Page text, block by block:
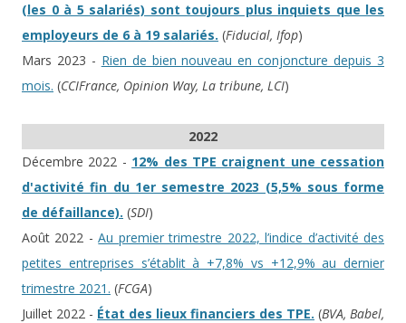
(les 0 à 5 salariés) sont toujours plus inquiets que les
employeurs de 6 à 19 salariés. (Fiducial, Ifop)
Mars 2023 - Rien de bien nouveau en conjoncture depuis 3
mois. (CCIFrance, Opinion Way, La tribune, LCI)
2022
Décembre 2022 - 12% des TPE craignent une cessation
d'activité fin du 1er semestre 2023 (5,5% sous forme
de défaillance). (SDI)
Août 2022 -Au premier trimestre 2022, l’indice d’activité des
petites entreprises s’établit à +7,8% vs +12,9% au dernier
trimestre 2021. (FCGA)
Juillet 2022 - État des lieux financiers des TPE. (BVA, Babel,